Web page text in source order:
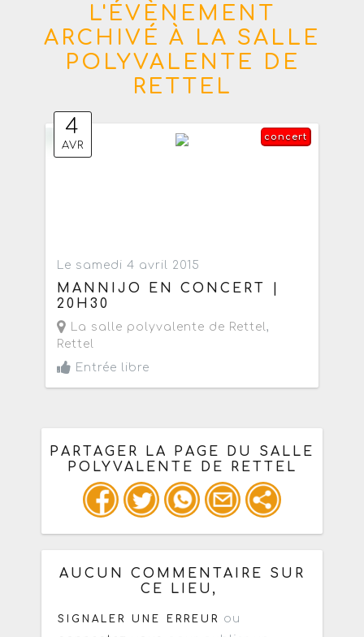
L'ÉVÈNEMENT
ARCHIVÉ À LA SALLE
POLYVALENTE DE
RETTEL
4
AVR
concert
Le samedi 4 avril 2015
MANNIJO EN CONCERT |
20H30
La salle polyvalente de Rettel,
Rettel
Entrée libre
PARTAGER LA PAGE DU SALLE
POLYVALENTE DE RETTEL
Ou copiez les infos ci-dessous pour
un : mail / forum / réseau social
AUCUN COMMENTAIRE SUR
CE LIEU,
SIGNALER UNE ERREUR ou